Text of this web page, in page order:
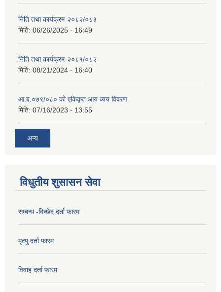
निति तथा कार्यक्रम-२०८२/०८३
मिति: 06/26/2025 - 16:49
निति तथा कार्यक्रम-२०८१/०८२
मिति: 08/21/2024 - 16:40
आ.ब.०७९/०८० को एकिकृत आय व्यय विवरण
मिति: 07/16/2023 - 13:55
अन्य
विधुतीय शुसासन सेवा
सम्बन्ध -विच्छेद दर्ता फारम
मृत्यु दर्ता फारम
विवाह दर्ता फारम